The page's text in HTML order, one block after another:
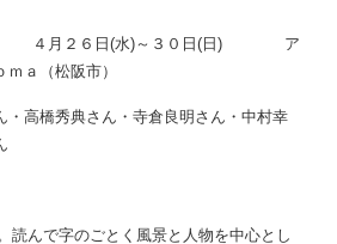
４月２６日(水)～３０日(日) ア
ａ（松阪市）
・高橋秀典さん・寺倉良明さん・中村幸
読んで字のごとく風景と人物を中心とし